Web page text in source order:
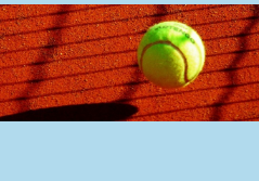
Jugend